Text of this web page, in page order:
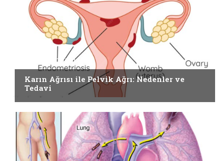
DIĞER HASTALIKLAR
Karın Ağrısı ile Pelvik Ağrı: Nedenler ve
Tedavi